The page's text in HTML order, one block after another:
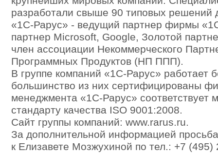
разработали свыше 90 типовых решений
«1С-Рарус» - ведущий партнер фирмы
партнер Microsoft, Google, Золотой
член ассоциации Некоммерческого
Программных Продуктов (НП ППП).
В группе компаний «1С-Рарус» работает
большинство из них сертифицированы
менеджмента «1С-Рарус» соответствует
стандарту качества ISO 9001:2008.
Сайт группы компаний: www.rarus.ru.
За дополнительной информацией
к Елизавете Мозжухиной по тел.: +7